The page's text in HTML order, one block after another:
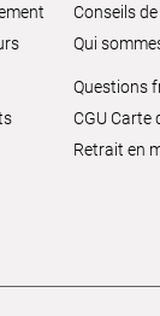
Conseils
Qui
Questions
CGU Carte
Retrait en